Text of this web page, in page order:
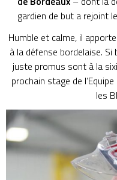
gardien de but a rejoint
Humble et calme, il apporte
à la défense bordelaise.
juste promus sont à la
prochain stage de
les